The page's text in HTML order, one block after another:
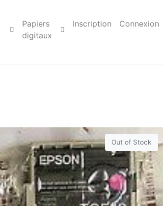
Papiers
digitaux
Inscription Connexion
Out of Stock